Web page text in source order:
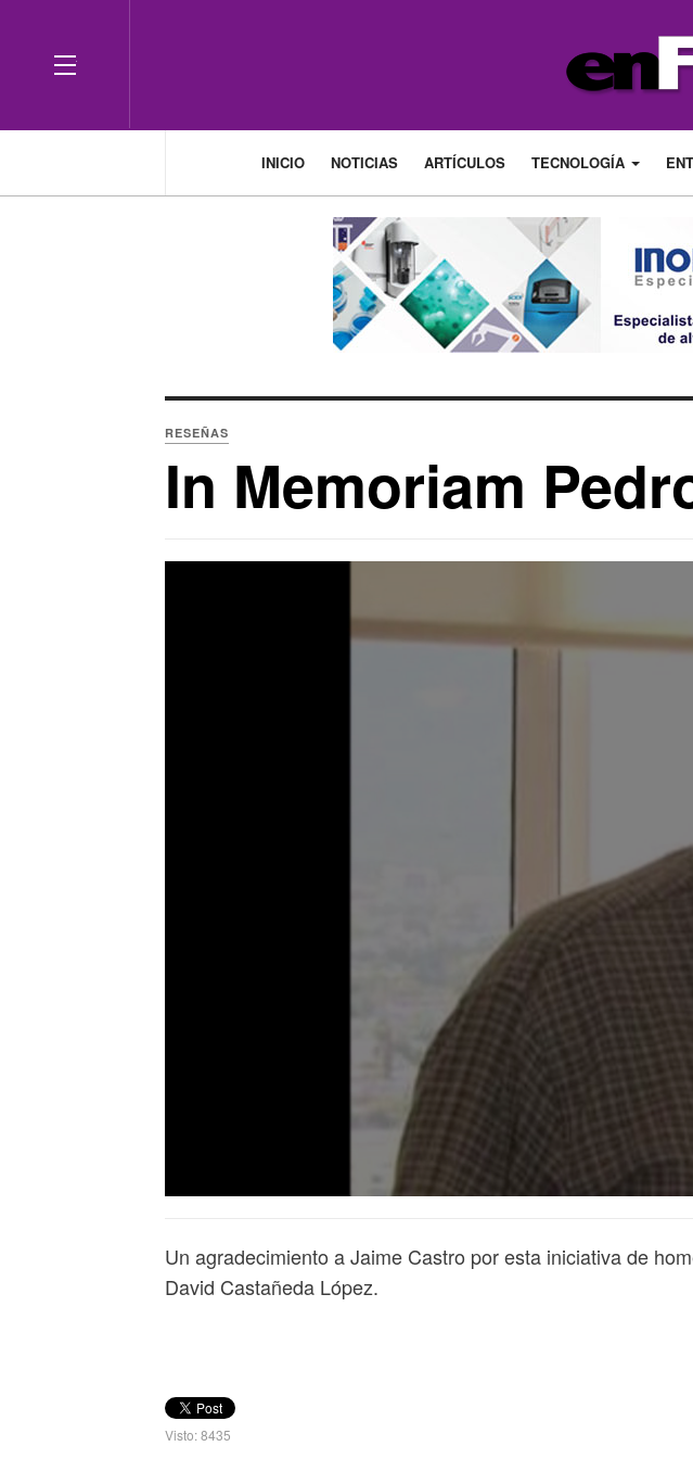
OFF CANVAS
INICIO NOTICIAS ARTÍCULOS TECNOLOGÍA
RESEÑAS
In Memoriam
Un agradecimiento a Jaime Castro por esta iniciativa de
David Castañeda López.
Visto: 8435